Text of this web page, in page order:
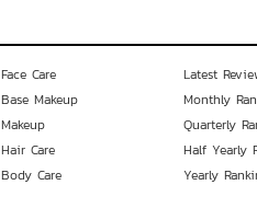
Face Care
Base Makeup
Makeup
Hair Care
Body Care
Latest
Monthly
Quarterly
Half Yearly
Yearly